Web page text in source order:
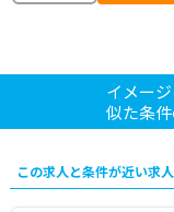
イメー
似た条
この求人と条件が近い求人